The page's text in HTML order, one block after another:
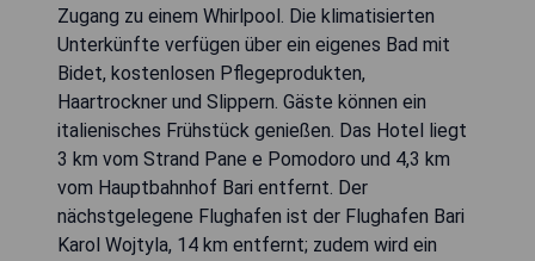
Zugang zu einem Whirlpool. Die klimatisierten
Unterkünfte verfügen über ein eigenes Bad mit
Bidet, kostenlosen Pflegeprodukten,
Haartrockner und Slippern. Gäste können ein
italienisches Frühstück genießen. Das Hotel liegt
3 km vom Strand Pane e Pomodoro und 4,3 km
vom Hauptbahnhof Bari entfernt. Der
nächstgelegene Flughafen ist der Flughafen Bari
Karol Wojtyla, 14 km entfernt; zudem wird ein